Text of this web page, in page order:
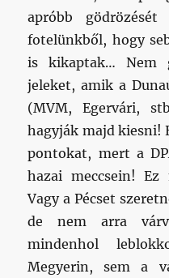
apróbb
fotelünkből, hogy
is kikaptak… Nem
jeleket, amik a
(MVM, Egervári,
hagyják majd kiesni!
pontokat, mert a
hazai meccsein!
Vagy a Pécset
de nem arra
mindenhol
Megyerin, sem a